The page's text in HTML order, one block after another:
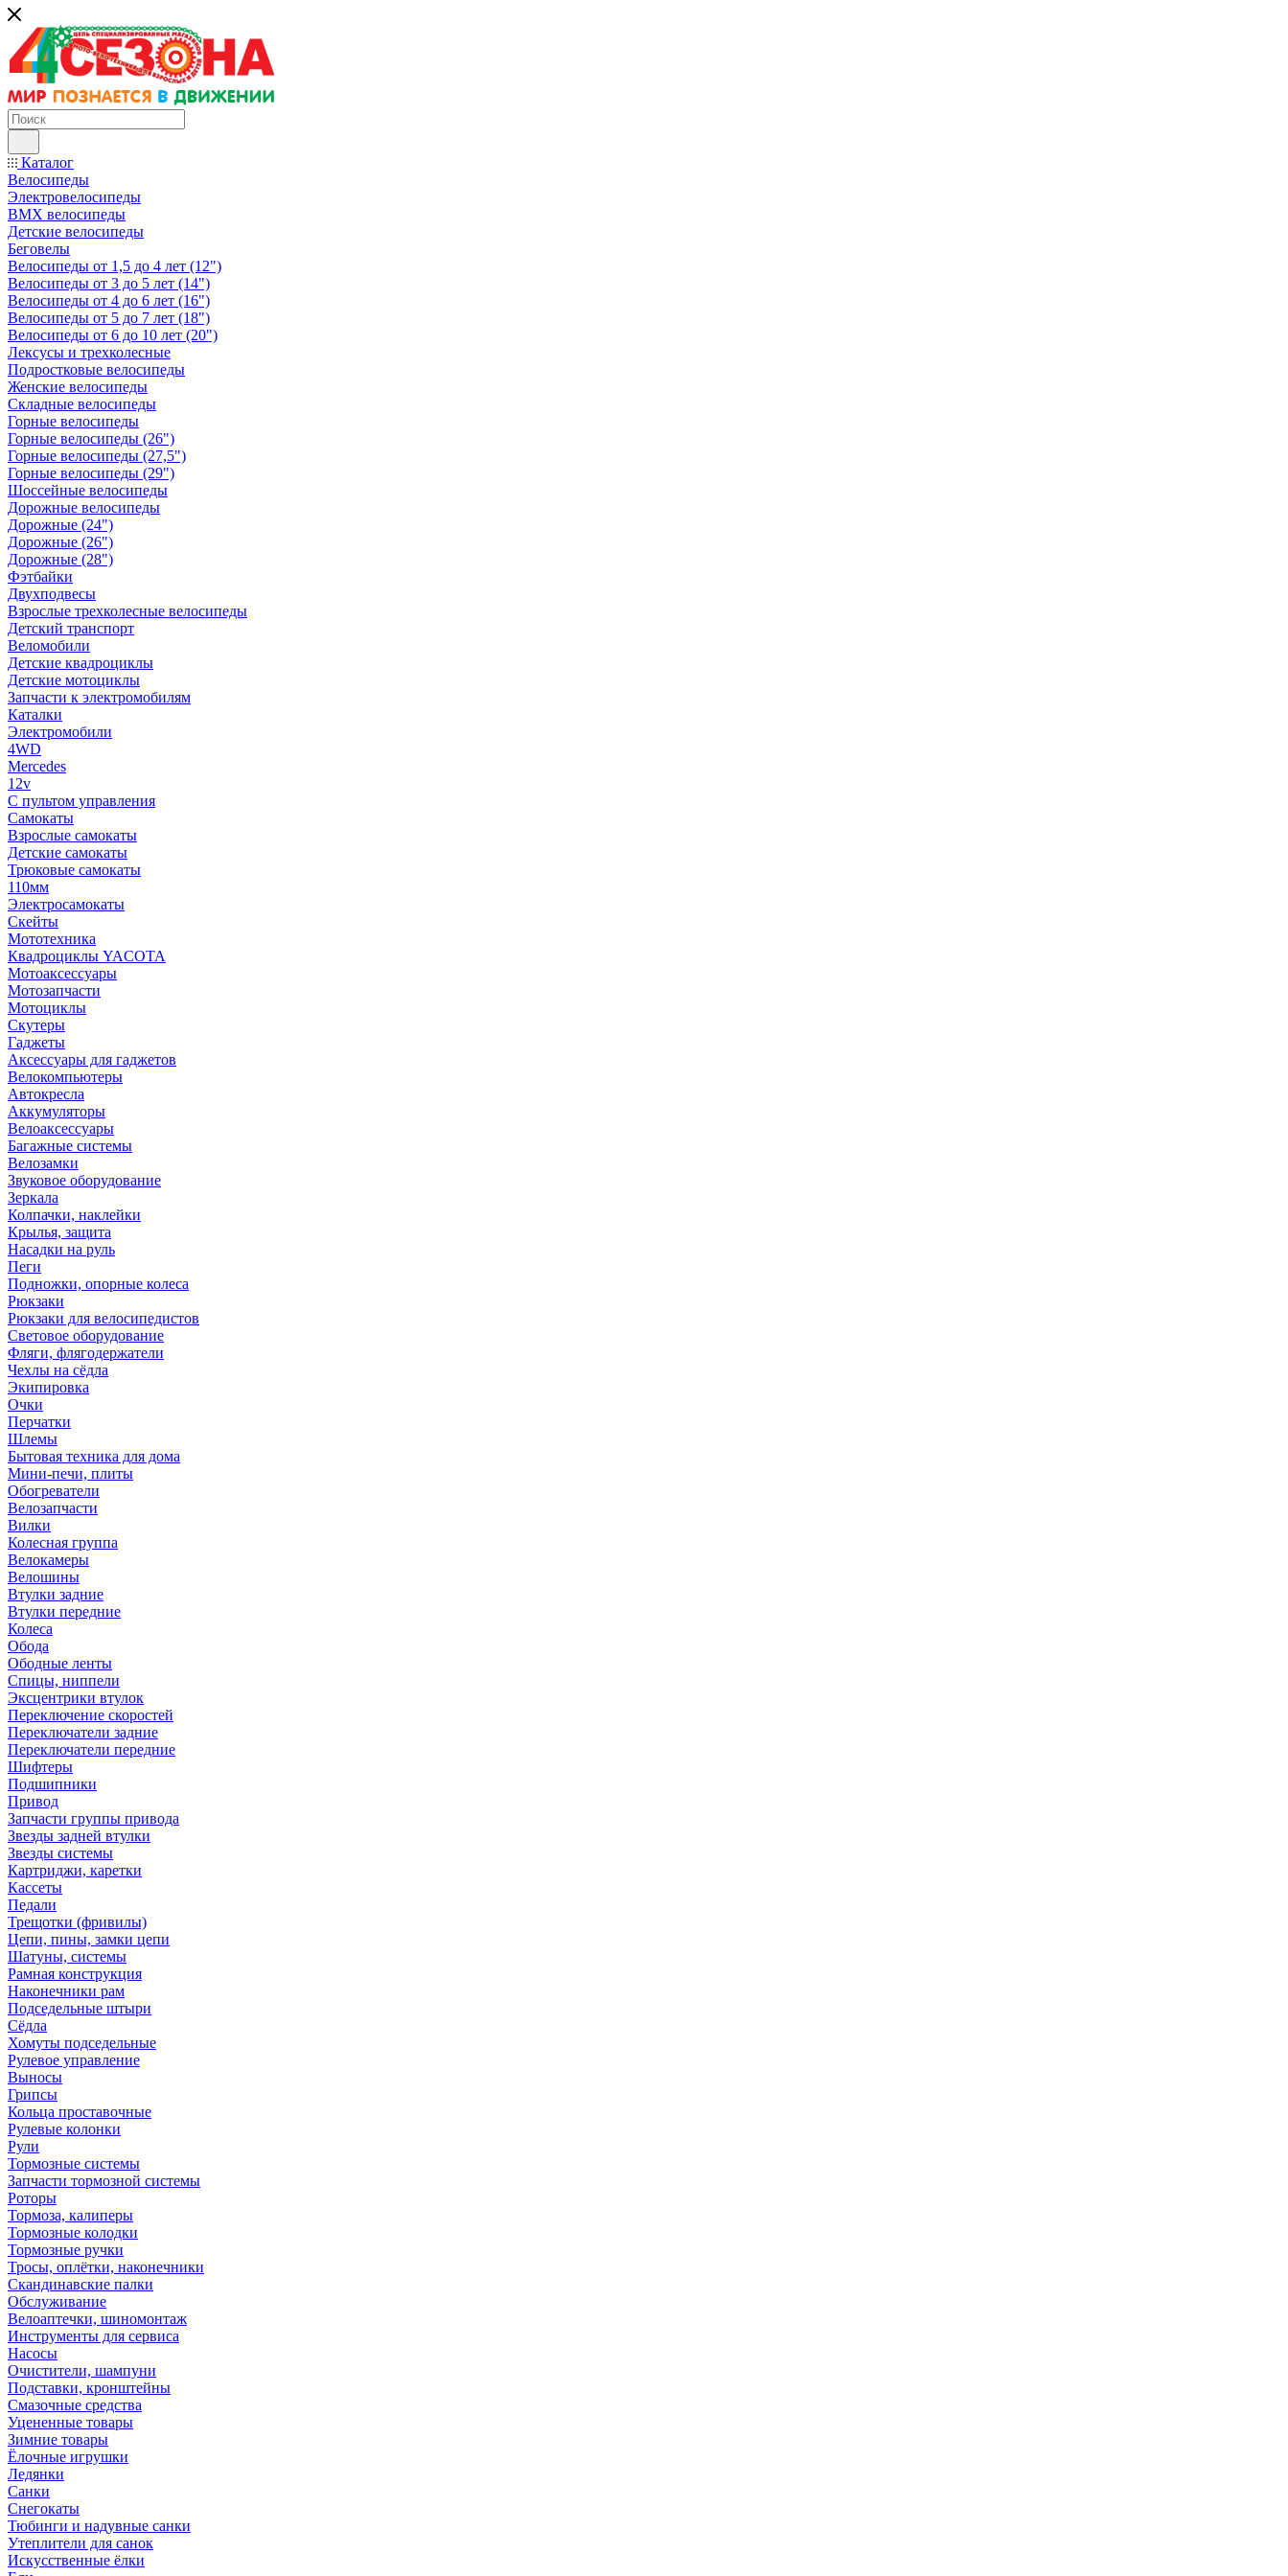
Каталог
Велосипеды
Электровелосипеды
BMX велосипеды
Детские велосипеды
Беговелы
Велосипеды от 1,5 до 4 лет (12")
Велосипеды от 3 до 5 лет (14")
Велосипеды от 4 до 6 лет (16")
Велосипеды от 5 до 7 лет (18")
Велосипеды от 6 до 10 лет (20")
Лексусы и трехколесные
Подростковые велосипеды
Женские велосипеды
Складные велосипеды
Горные велосипеды
Горные велосипеды (26")
Горные велосипеды (27,5")
Горные велосипеды (29")
Шоссейные велосипеды
Дорожные велосипеды
Дорожные (24")
Дорожные (26")
Дорожные (28")
Фэтбайки
Двухподвесы
Взрослые трехколесные велосипеды
Детский транспорт
Веломобили
Детские квадроциклы
Детские мотоциклы
Запчасти к электромобилям
Каталки
Электромобили
4WD
Mercedes
12v
С пультом управления
Самокаты
Взрослые самокаты
Детские самокаты
Трюковые самокаты
110мм
Электросамокаты
Скейты
Мототехника
Квадроциклы YACOTA
Мотоаксессуары
Мотозапчасти
Мотоциклы
Скутеры
Гаджеты
Аксессуары для гаджетов
Велокомпьютеры
Автокресла
Аккумуляторы
Велоаксессуары
Багажные системы
Велозамки
Звуковое оборудование
Зеркала
Колпачки, наклейки
Крылья, защита
Насадки на руль
Пеги
Подножки, опорные колеса
Рюкзаки
Рюкзаки для велосипедистов
Световое оборудование
Фляги, флягодержатели
Чехлы на сёдла
Экипировка
Очки
Перчатки
Шлемы
Бытовая техника для дома
Мини-печи, плиты
Обогреватели
Велозапчасти
Вилки
Колесная группа
Велокамеры
Велошины
Втулки задние
Втулки передние
Колеса
Обода
Ободные ленты
Спицы, ниппели
Эксцентрики втулок
Переключение скоростей
Переключатели задние
Переключатели передние
Шифтеры
Подшипники
Привод
Запчасти группы привода
Звезды задней втулки
Звезды системы
Картриджи, каретки
Кассеты
Педали
Трещотки (фривилы)
Цепи, пины, замки цепи
Шатуны, системы
Рамная конструкция
Наконечники рам
Подседельные штыри
Сёдла
Хомуты подседельные
Рулевое управление
Выносы
Грипсы
Кольца проставочные
Рулевые колонки
Рули
Тормозные системы
Запчасти тормозной системы
Роторы
Тормоза, калиперы
Тормозные колодки
Тормозные ручки
Тросы, оплётки, наконечники
Скандинавские палки
Обслуживание
Велоаптечки, шиномонтаж
Инструменты для сервиса
Насосы
Очистители, шампуни
Подставки, кронштейны
Смазочные средства
Уцененные товары
Зимние товары
Ёлочные игрушки
Ледянки
Санки
Снегокаты
Тюбинги и надувные санки
Утеплители для санок
Искусственные ёлки